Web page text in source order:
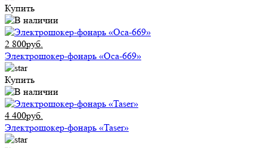
Купить
2 800руб.
Электрошокер-фонарь «Оса-669»
Купить
4 400руб.
Электрошокер-фонарь «Taser»